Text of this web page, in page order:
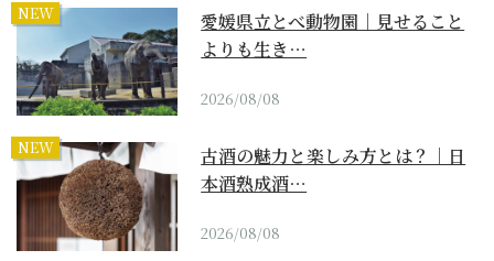
NEW
愛媛県立とべ動物園｜見せること
よりも生き…
2026/08/08
NEW
古酒の魅力と楽しみ方とは？｜日
本酒熟成酒…
2026/08/08